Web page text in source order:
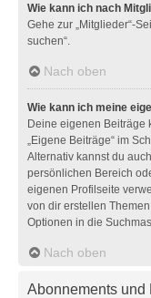
Wie kann ich nach
Gehe zur „Mitglieder“-
suchen“.
Nach oben
Wie kann ich meine
Deine eigenen Beiträge
„Eigene Beiträge“ im
Alternativ kannst du
persönlichen Bereich
eigenen Profilseite
von dir erstellen
Optionen in die
Nach oben
Abonnements und